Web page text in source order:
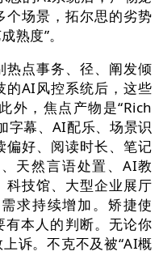
个场景，拓尔思的劣势
熟度”。
点事务、径、阐发倾
的AI风控系统后，这些
外，焦点产物是“Rich
字幕、AI配乐、场景识
偏好、阅读时长、笔记
天然言语处置、AI教
科技馆、大型企业展厅
求持续增加。矫捷使
有本人的判断。无论你
诉。不克不及被“AI概